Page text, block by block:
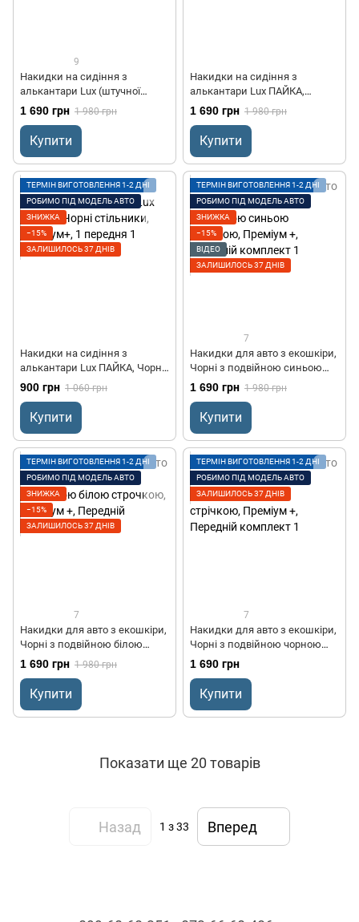
9
Накидки на сидіння з
алькантари Lux (штучної
замші), Коричневі з
коричневою ниткою (ромб),
Преміум+, Передній комплект
1 690 грн 1 980 грн
Купити
Накидки на сидіння з
алькантари Lux ПАЙКА,
Темно-сірі стільники,
Преміум+, Передній комплект
1 690 грн 1 980 грн
Купити
ТЕРМІН ВИГОТОВЛЕННЯ 1-2 ДНІ
РОБИМО ПІД МОДЕЛЬ АВТО
ЗНИЖКА
−15%
ЗАЛИШИЛОСЬ 37 ДНІВ
Накидки на сидіння з
алькантари Lux ПАЙКА, Чорні
стільники, Преміум+, 1
передня
900 грн 1 060 грн
Купити
ТЕРМІН ВИГОТОВЛЕННЯ 1-2 ДНІ
РОБИМО ПІД МОДЕЛЬ АВТО
ЗНИЖКА
−15%
ВІДЕО
ЗАЛИШИЛОСЬ 37 ДНІВ
7
Накидки для авто з екошкіри,
Чорні з подвійною синьою
стрічкою, Преміум +, Передній
комплект
1 690 грн 1 980 грн
Купити
ТЕРМІН ВИГОТОВЛЕННЯ 1-2 ДНІ
РОБИМО ПІД МОДЕЛЬ АВТО
ЗНИЖКА
−15%
ЗАЛИШИЛОСЬ 37 ДНІВ
7
Накидки для авто з екошкіри,
Чорні з подвійною білою
строчкою, Преміум +,
Передній комплект
1 690 грн 1 980 грн
Купити
ТЕРМІН ВИГОТОВЛЕННЯ 1-2 ДНІ
РОБИМО ПІД МОДЕЛЬ АВТО
ЗАЛИШИЛОСЬ 37 ДНІВ
7
Накидки для авто з екошкіри,
Чорні з подвійною чорною
стрічкою, Преміум +, Передній
комплект
1 690 грн
Купити
Показати ще 20 товарів
Назад 1 з 33 Вперед